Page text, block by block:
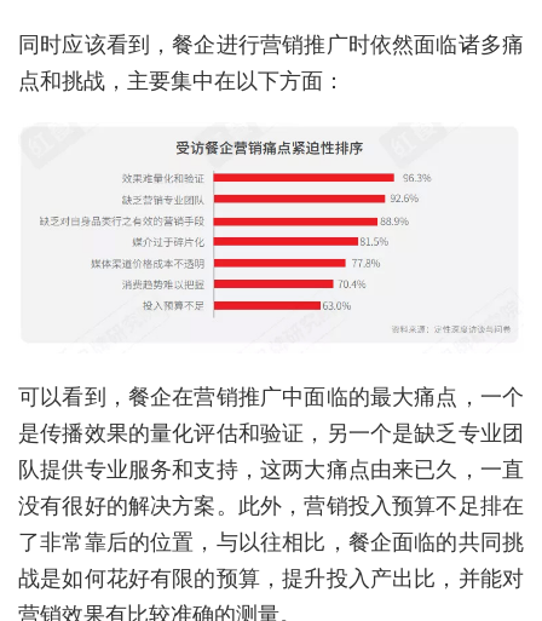
同时应该看到，餐企进行营销推广时依然面临诸多痛
点和挑战，主要集中在以下方面：
可以看到，餐企在营销推广中面临的最大痛点，一个
是传播效果的量化评估和验证，另一个是缺乏专业团
队提供专业服务和支持，这两大痛点由来已久，一直
没有很好的解决方案。此外，营销投入预算不足排在
了非常靠后的位置，与以往相比，餐企面临的共同挑
战是如何花好有限的预算，提升投入产出比，并能对
营销效果有比较准确的测量。